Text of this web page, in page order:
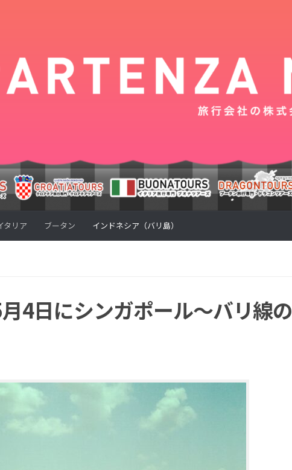
タリア ブータン インドネシア（バリ島）
4日にシンガポール〜バリ線の